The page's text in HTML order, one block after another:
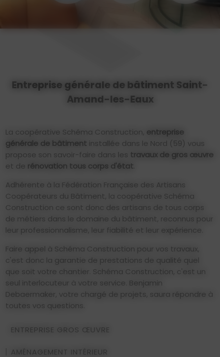
Entreprise générale de bâtiment Saint-
Amand-les-Eaux
La coopérative Schéma Construction, entreprise
générale de bâtiment installée dans le Nord (59) vous
propose son savoir-faire dans les travaux de gros œuvre
et de rénovation tous corps d'état
Adhérente à la Fédération Française des Artisans
Coopérateurs du Bâtiment, la coopérative Schéma
Construction ce sont donc des artisans de tous corps
de métiers dans le domaine du bâtiment, reconnus pour
leur professionnalisme, leur fiabilité et leur expérience.
Faire appel à Schéma Construction pour vos travaux,
c'est donc la garantie de prestations de qualité quel
que soit votre chantier. Schéma Construction, c'est un
seul interlocuteur à votre service. Benjamin
Debaermaker, votre chargé de projets, saura répondre à
toutes vos questions.
ENTREPRISE GROS ŒUVRE
AMÉNAGEMENT INTÉRIEUR